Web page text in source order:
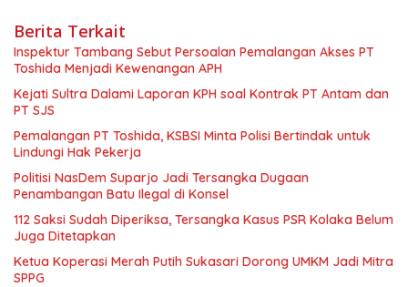
Berita Terkait
Inspektur Tambang Sebut Persoalan Pemalangan Akses PT
Toshida Menjadi Kewenangan APH
Kejati Sultra Dalami Laporan KPH soal Kontrak PT Antam dan
PT SJS
Pemalangan PT Toshida, KSBSI Minta Polisi Bertindak untuk
Lindungi Hak Pekerja
Politisi NasDem Suparjo Jadi Tersangka Dugaan
Penambangan Batu Ilegal di Konsel
112 Saksi Sudah Diperiksa, Tersangka Kasus PSR Kolaka Belum
Juga Ditetapkan
Ketua Koperasi Merah Putih Sukasari Dorong UMKM Jadi Mitra
SPPG